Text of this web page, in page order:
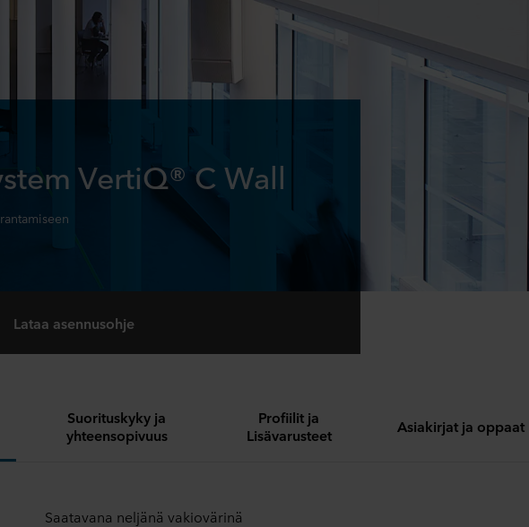
VertiQ® C Wall
Lataa asennusohje
Suorituskyky ja
yhteensopivuus
Profiilit ja
Lisävarusteet
Asiakirjat ja oppaat
Saatavana neljänä vakiovärinä